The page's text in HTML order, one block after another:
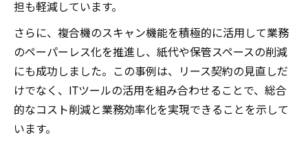
担も軽減しています。
さらに、複合機のスキャン機能を積極的に活用して業務
のペーパーレス化を推進し、紙代や保管スペースの削減
にも成功しました。この事例は、リース契約の見直しだ
けでなく、ITツールの活用を組み合わせることで、総合
的なコスト削減と業務効率化を実現できることを示して
います。